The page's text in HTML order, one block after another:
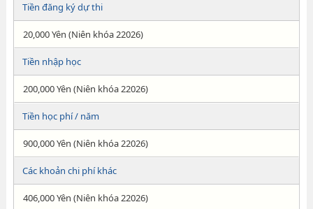
Tiền đăng ký dự thi
20,000 Yên (Niên khóa 22026)
Tiền nhập học
200,000 Yên (Niên khóa 22026)
Tiền học phí / năm
900,000 Yên (Niên khóa 22026)
Các khoản chi phí khác
406,000 Yên (Niên khóa 22026)